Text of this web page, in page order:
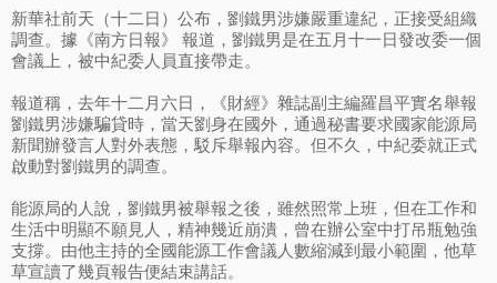
新華社前天（十二日）公布，劉鐵男涉嫌嚴重違紀，正接受組織
調查。據《南方日報》 報道，劉鐵男是在五月十一日發改委一個
會議上，被中紀委人員直接帶走。
報道稱，去年十二月六日，《財經》雜誌副主編羅昌平實名舉報
劉鐵男涉嫌騙貸時，當天劉身在國外，通過秘書要求國家能源局
新聞辦發言人對外表態，駁斥舉報內容。但不久，中紀委就正式
啟動對劉鐵男的調查。
能源局的人說，劉鐵男被舉報之後，雖然照常上班，但在工作和
生活中明顯不願見人，精神幾近崩潰，曾在辦公室中打吊瓶勉強
支撐。由他主持的全國能源工作會議人數縮減到最小範圍，他草
草宣讀了幾頁報告便結束講話。